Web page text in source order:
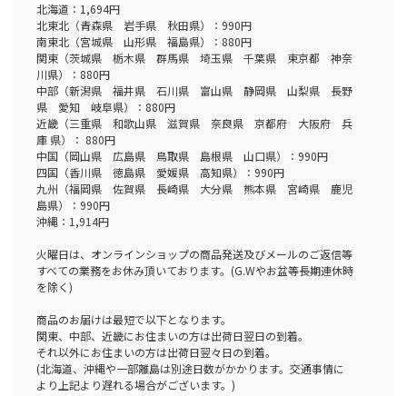
北海道：1,694円
北東北（青森県 岩手県 秋田県）：990円
南東北（宮城県 山形県 福島県）：880円
関東（茨城県 栃木県 群馬県 埼玉県 千葉県 東京都 神奈
川県）：880円
中部（新潟県 福井県 石川県 富山県 静岡県 山梨県 長野
県 愛知 岐阜県）：880円
近畿（三重県 和歌山県 滋賀県 奈良県 京都府 大阪府 兵
庫 県）： 880円
中国（岡山県 広島県 鳥取県 島根県 山口県）：990円
四国（香川県 徳島県 愛媛県 高知県）：990円
九州（福岡県 佐賀県 長崎県 大分県 熊本県 宮崎県 鹿児
島県）：990円
沖縄：1,914円
火曜日は、オンラインショップの商品発送及びメールのご返信等
すべての業務をお休み頂いております。(G.Wやお盆等長期連休時
を除く)
商品のお届けは最短で以下となります。
関東、中部、近畿にお住まいの方は出荷日翌日の到着。
それ以外にお住まいの方は出荷日翌々日の到着。
(北海道、沖縄や一部離島は別途日数がかかります。交通事情に
より上記より遅れる場合がございます。)